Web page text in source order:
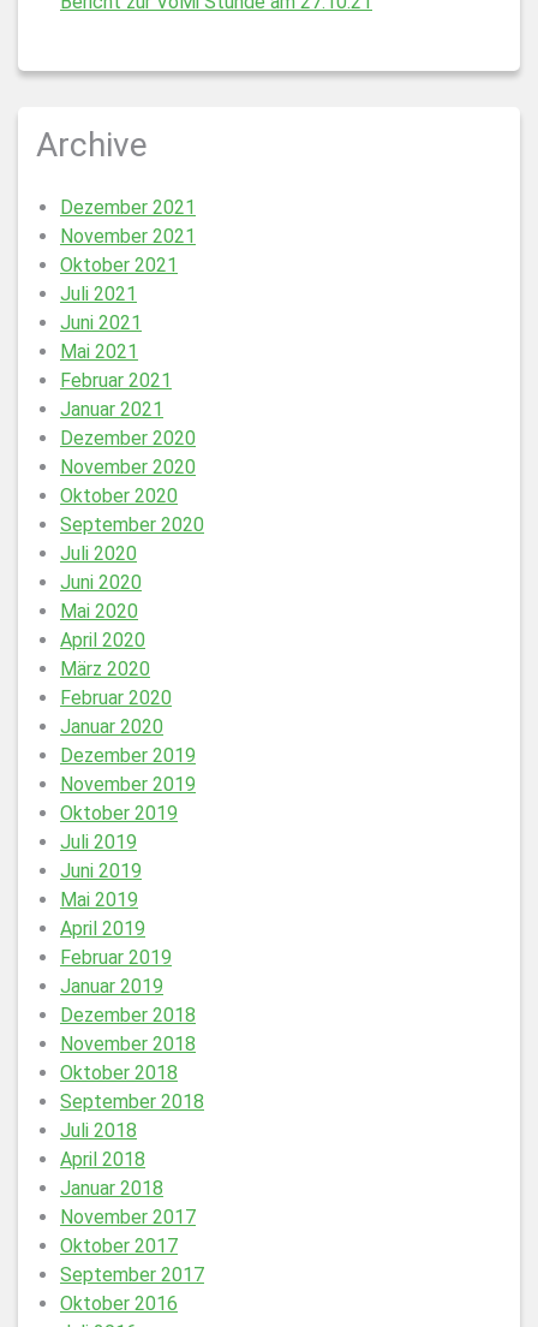
Archive
Dezember 2021
November 2021
Oktober 2021
Juli 2021
Juni 2021
Mai 2021
Februar 2021
Januar 2021
Dezember 2020
November 2020
Oktober 2020
September 2020
Juli 2020
Juni 2020
Mai 2020
April 2020
März 2020
Februar 2020
Januar 2020
Dezember 2019
November 2019
Oktober 2019
Juli 2019
Juni 2019
Mai 2019
April 2019
Februar 2019
Januar 2019
Dezember 2018
November 2018
Oktober 2018
September 2018
Juli 2018
April 2018
Januar 2018
November 2017
Oktober 2017
September 2017
Oktober 2016